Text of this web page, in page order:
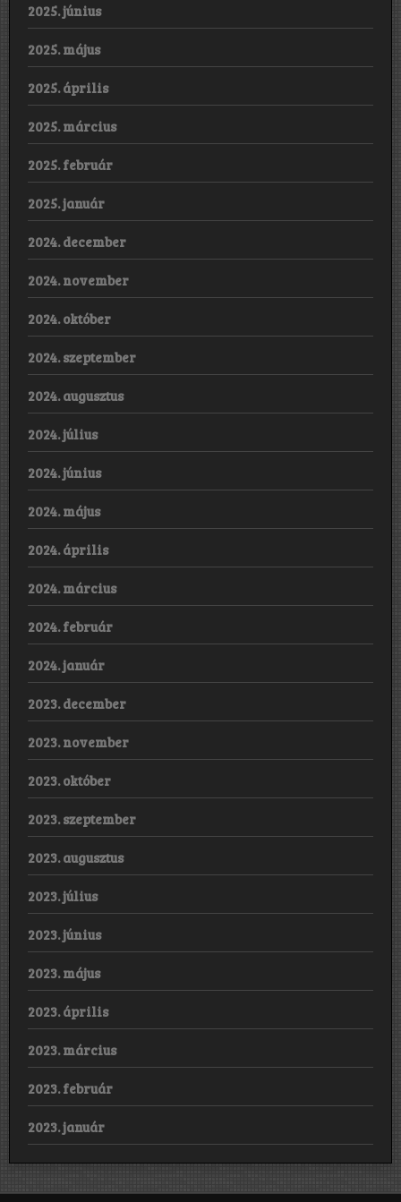
2025. június
2025. május
2025. április
2025. március
2025. február
2025. január
2024. december
2024. november
2024. október
2024. szeptember
2024. augusztus
2024. július
2024. június
2024. május
2024. április
2024. március
2024. február
2024. január
2023. december
2023. november
2023. október
2023. szeptember
2023. augusztus
2023. július
2023. június
2023. május
2023. április
2023. március
2023. február
2023. január